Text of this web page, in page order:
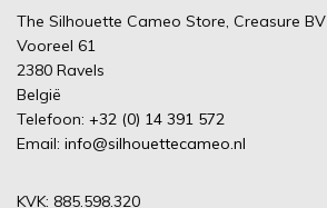
The Silhouette Cameo Store, Creasure BV
Vooreel 61
2380 Ravels
België
Telefoon: +32 (0) 14 391 572
Email: info@silhouettecameo.nl
KVK: 885.598.320